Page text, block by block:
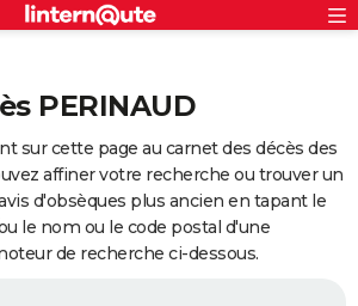
PERINAUD
sur cette page au carnet des décès des
affiner votre recherche ou trouver un
d'obsèques plus ancien en tapant le
le nom ou le code postal d'une
de recherche ci-dessous.